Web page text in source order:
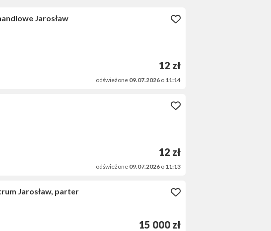
Jarosław
12 zł
odświeżone 09.07.2026 o 11:14
12 zł
odświeżone 09.07.2026 o 11:13
Jarosław, parter
15 000 zł